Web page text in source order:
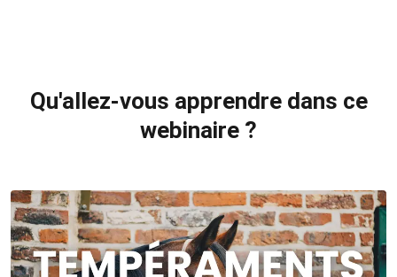
Qu'allez-vous apprendre dans ce
webinaire ?